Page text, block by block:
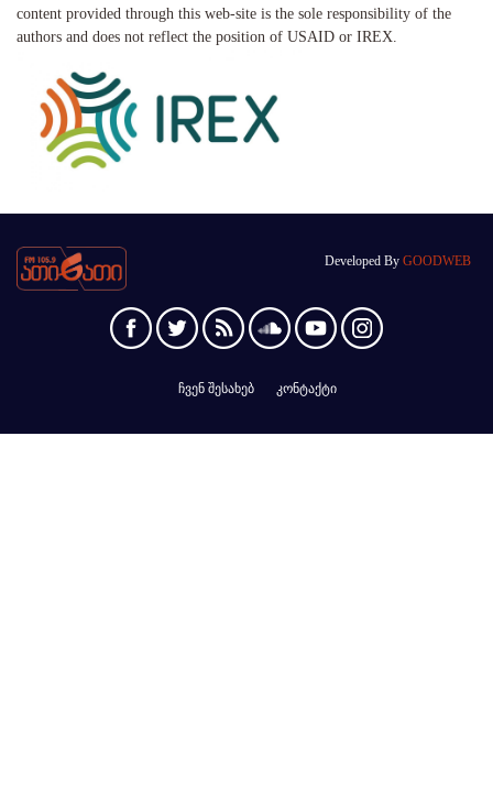
content provided through this web-site is the sole responsibility of the
authors and does not reflect the position of USAID or IREX.
Developed By GOODWEB
ჩვენ შესახებ კონტაქტი